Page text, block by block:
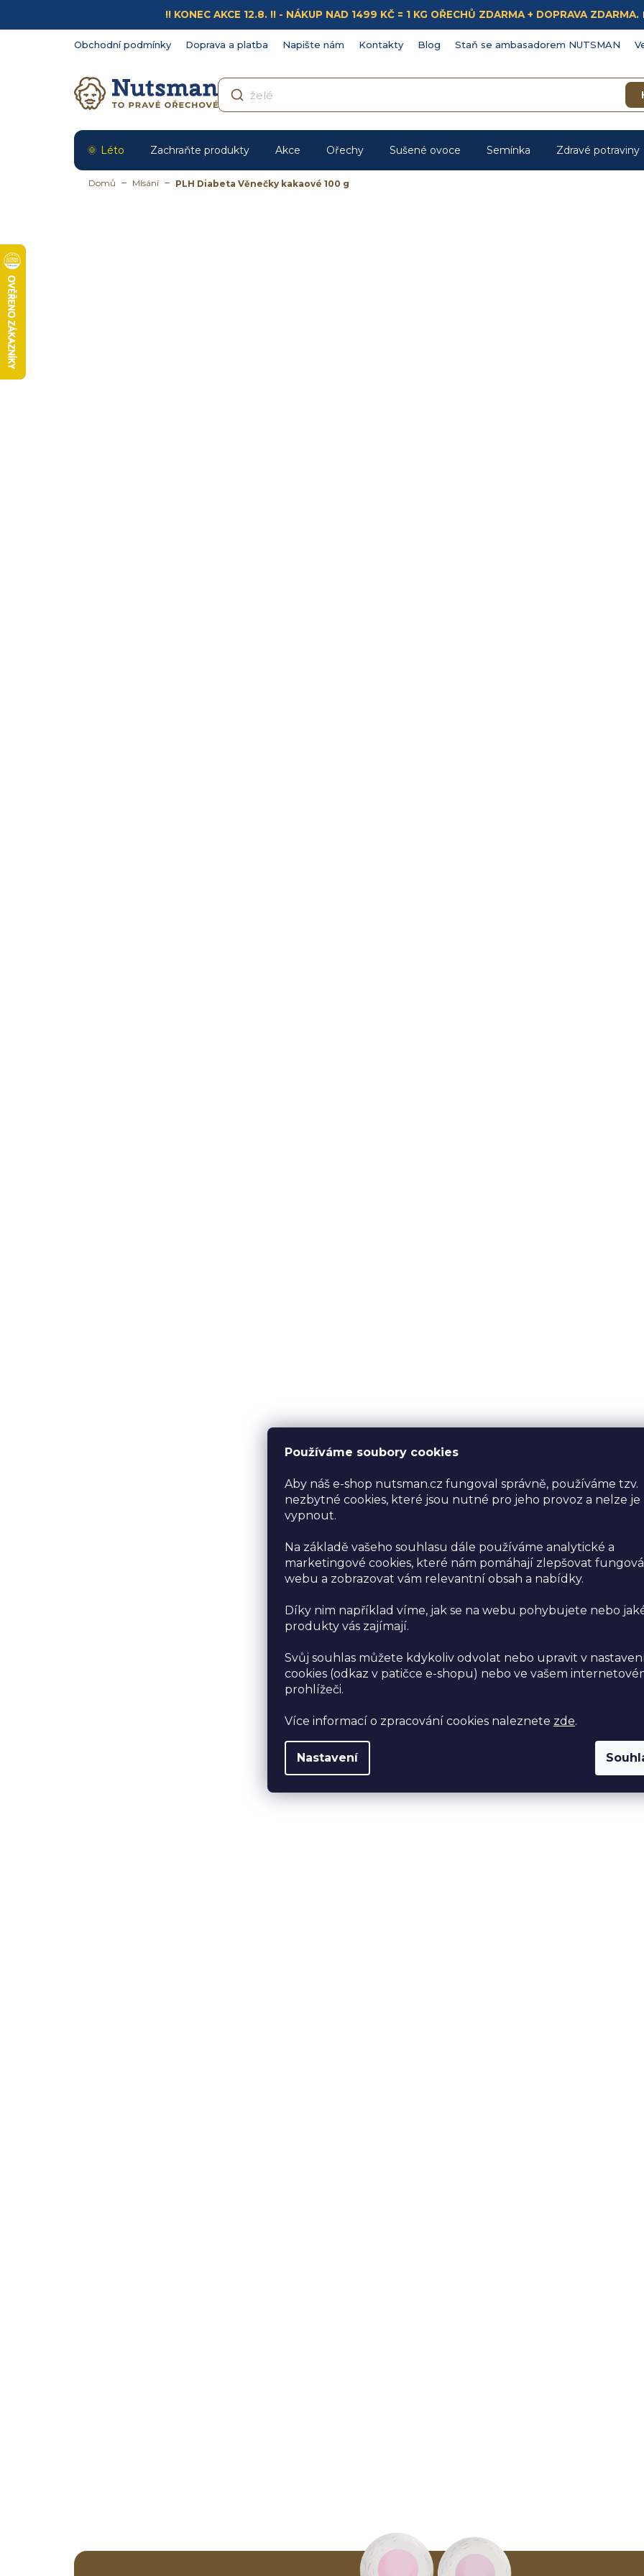
Používáme soubory cookies
Aby náš e-shop nutsman.cz fungoval správně, používáme tzv.
nezbytné cookies, které jsou nutné pro jeho provoz a nelze je
vypnout.
Na základě vašeho souhlasu dále používáme analytické a
marketingové cookies, které nám pomáhají zlepšovat
webu a zobrazovat vám relevantní obsah a nabídky.
Díky nim například víme, jak se na webu pohybujete nebo
produkty vás zajímají.
Svůj souhlas můžete kdykoliv odvolat nebo upravit v
cookies (odkaz v patičce e-shopu) nebo ve vašem
prohlížeči.
Více informací o zpracování cookies naleznete zde.
Nastavení
obsah
!! KONEC AKCE 12.8. !! - NÁKUP NAD 1499 KČ = 1 KG OŘECHŮ ZDARMA + DOPRAVA ZDARMA.
Obchodní podmínky Doprava a platba Napište nám Kontakty Blog Staň se ambasadorem NUTSMAN
Léto Zachraňte produkty Akce Ořechy Sušené ovoce Semínka Zdravé potraviny
Domů Mlsání PLH Diabeta Věnečky kakaové 100 g